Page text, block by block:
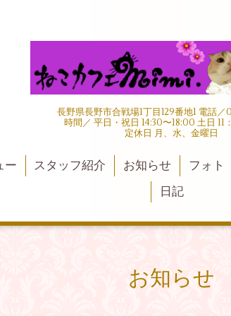
長野県長野市合戦場1丁目129番地1 電話
時間／ 平日・祝日 14:30〜18:00 土日 11
定休日 月、水、金曜日
ー スタッフ紹介 お知らせ フォト
日記
お知らせ